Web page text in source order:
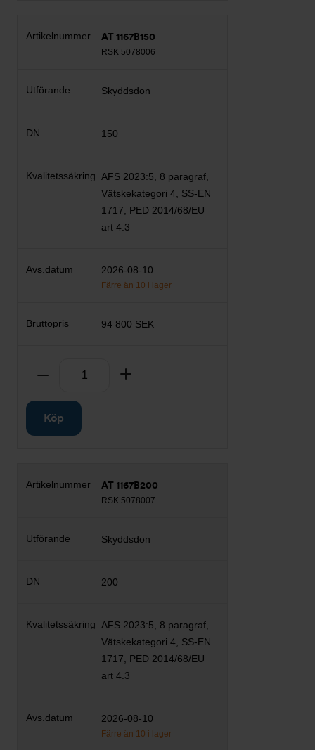
AT 1167B150
RSK 5078006
Skyddsdon
150
AFS 2023:5, 8 paragraf,
Vätskekategori 4, SS-EN
1717, PED 2014/68/EU
art 4.3
2026-08-10
Färre än 10 i lager
94 800 SEK
Ta bort
Köp
AT 1167B200
RSK 5078007
Skyddsdon
200
AFS 2023:5, 8 paragraf,
Vätskekategori 4, SS-EN
1717, PED 2014/68/EU
art 4.3
2026-08-10
Färre än 10 i lager